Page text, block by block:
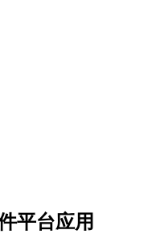
平台应用